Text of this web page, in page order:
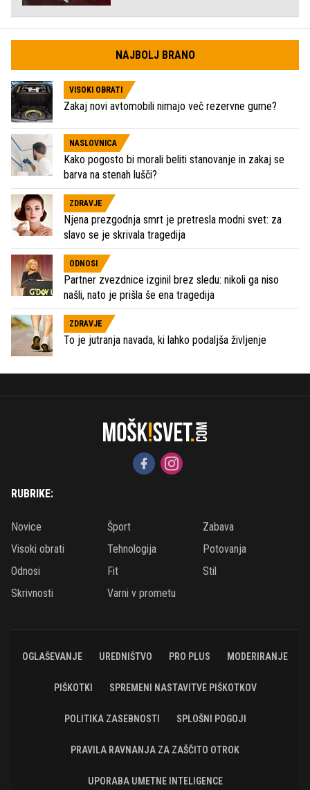
NAJBOLJ BRANO
VISOKI OBRATI
Zakaj novi avtomobili nimajo več rezervne gume?
NASLOVNICA
Kako pogosto bi morali beliti stanovanje in zakaj se
barva na stenah lušči?
ZDRAVJE
Njena prezgodnja smrt je pretresla modni svet: za
slavo se je skrivala tragedija
ODNOSI
Partner zvezdnice izginil brez sledu: nikoli ga niso
našli, nato je prišla še ena tragedija
ZDRAVJE
To je jutranja navada, ki lahko podaljša življenje
RUBRIKE:
Novice Šport
Zabava
Visoki obrati
Tehnologija
Potovanja
Odnosi
Fit
Stil
Skrivnosti
Varni v prometu
OGLAŠEVANJE UREDNIŠTVO PRO PLUS MODERIRANJE
PIŠKOTKI SPREMENI NASTAVITVE PIŠKOTKOV
POLITIKA ZASEBNOSTI SPLOŠNI POGOJI
PRAVILA RAVNANJA ZA ZAŠČITO OTROK
UPORABA UMETNE INTELIGENCE